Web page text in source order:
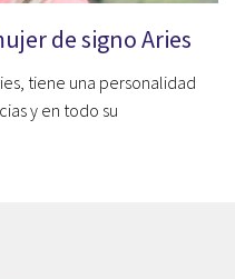
de signo Aries
tiene una personalidad
y en todo su